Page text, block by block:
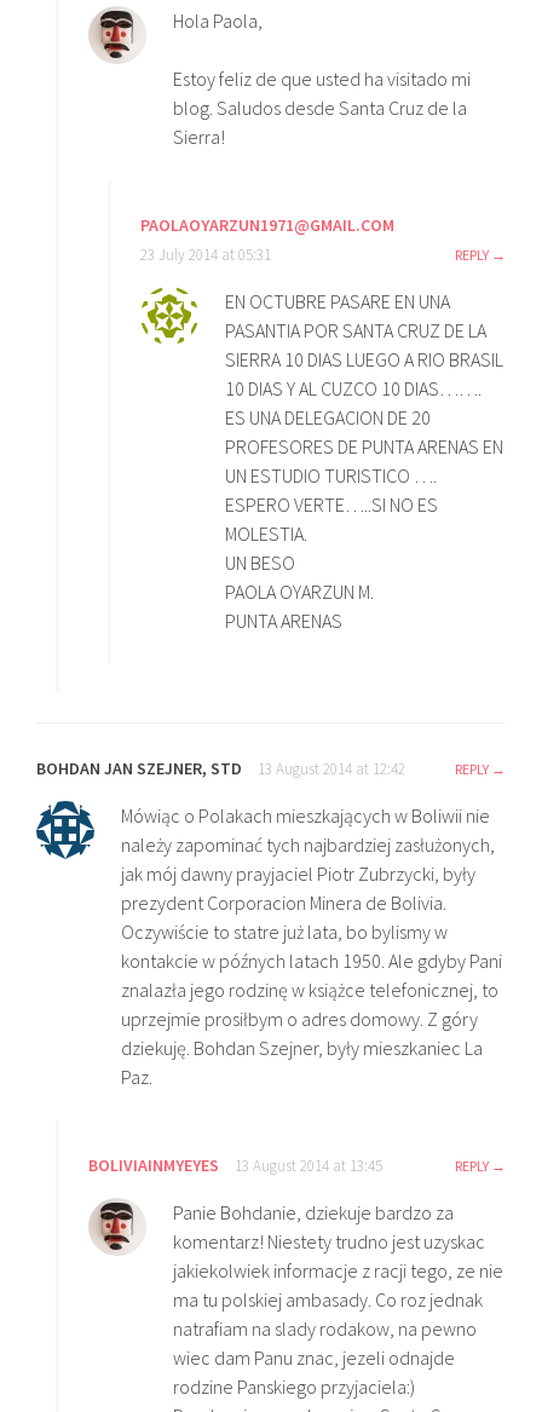
Hola Paola,
Estoy feliz de que usted ha visitado mi
blog. Saludos desde Santa Cruz de la
Sierra!
PAOLAOYARZUN1971@GMAIL.COM
23 July 2014 at 05:31 REPLY
EN OCTUBRE PASARE EN UNA
PASANTIA POR SANTA CRUZ DE LA
SIERRA 10 DIAS LUEGO A RIO BRASIL
10 DIAS Y AL CUZCO 10 DIAS…….
ES UNA DELEGACION DE 20
PROFESORES DE PUNTA ARENAS EN
UN ESTUDIO TURISTICO ….
ESPERO VERTE…..SI NO ES
MOLESTIA.
UN BESO
PAOLA OYARZUN M.
PUNTA ARENAS
BOHDAN JAN SZEJNER, STD 13 August 2014 at 12:42 REPLY
Mówiąc o Polakach mieszkających w Boliwii nie
należy zapominać tych najbardziej zasłużonych,
jak mój dawny prayjaciel Piotr Zubrzycki, były
prezydent Corporacion Minera de Bolivia.
Oczywiście to statre już lata, bo bylismy w
kontakcie w późnych latach 1950. Ale gdyby Pani
znalazła jego rodzinę w książce telefonicznej, to
uprzejmie prosiłbym o adres domowy. Z góry
dziekuję. Bohdan Szejner, były mieszkaniec La
Paz.
BOLIVIAINMYEYES 13 August 2014 at 13:45 REPLY
Panie Bohdanie, dziekuje bardzo za
komentarz! Niestety trudno jest uzyskac
jakiekolwiek informacje z racji tego, ze nie
ma tu polskiej ambasady. Co roz jednak
natrafiam na slady rodakow, na pewno
wiec dam Panu znac, jezeli odnajde
rodzine Panskiego przyjaciela:)